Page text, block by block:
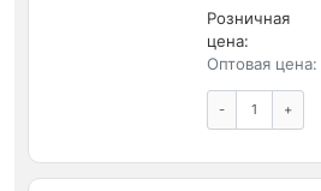
Розничная
цена:
Оптовая цена:
- +